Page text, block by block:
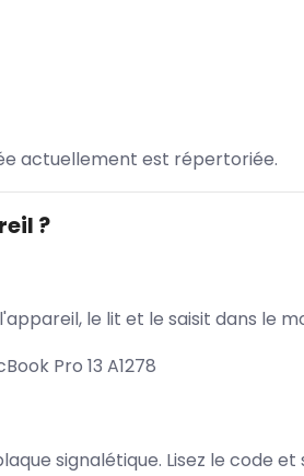
actuellement est répertoriée.
?
le lit et le saisit dans le
Pro 13 A1278
signalétique. Lisez le code